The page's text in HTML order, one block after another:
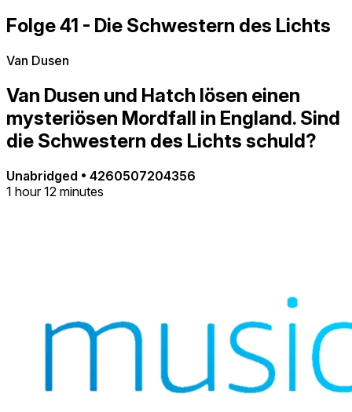
Folge 41 - Die Schwestern des Lichts
Van Dusen
Van Dusen und Hatch lösen einen
mysteriösen Mordfall in England. Sind
die Schwestern des Lichts schuld?
Unabridged • 4260507204356
1 hour 12 minutes